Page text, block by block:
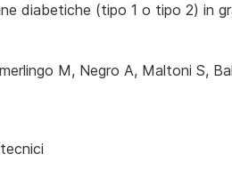
diabetiche (tipo 1 o tipo 2) in
M, Negro A, Maltoni S,